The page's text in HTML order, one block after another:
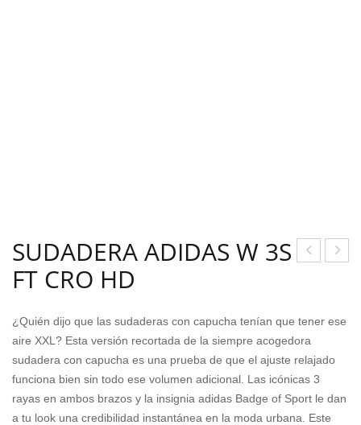
CH
ARE
L
ADI
TEC
T
SUDADERA ADIDAS W 3S
FT CRO HD
¿Quién dijo que las sudaderas con capucha tenían que tener ese
aire XXL? Esta versión recortada de la siempre acogedora
sudadera con capucha es una prueba de que el ajuste relajado
funciona bien sin todo ese volumen adicional. Las icónicas 3
rayas en ambos brazos y la insignia adidas Badge of Sport le dan
a tu look una credibilidad instantánea en la moda urbana. Este